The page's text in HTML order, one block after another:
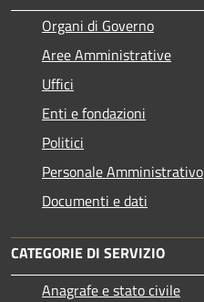
Organi di Governo
Aree Amministrative
Uffici
Enti e fondazioni
Politici
Personale Amministrativo
Documenti e dati
CATEGORIE DI SERVIZIO
Anagrafe e stato civile